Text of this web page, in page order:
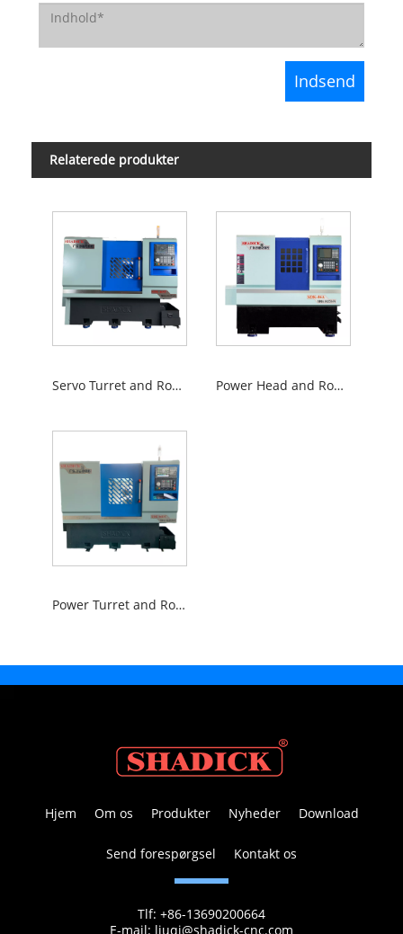
Relaterede produkter
Servo Turret and Row Tool CNC Machine Tools Power Head and Row Tool CNC Machine Tools
Power Turret and Row Tool CNC Machine Tools
Hjem Om os Produkter Nyheder Download
Send forespørgsel Kontakt os
Tlf: +86-13690200664
E-mail: liuqi@shadick-cnc.com